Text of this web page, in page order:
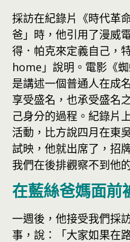
採訪在紀錄片《時代革
爸」時，他引用了漫威
得．帕克來定義自己，
home」說明。電影《
是講述一個普通人在成
享受盛名，也承受盛名
己身分的過程。紀錄片
活動，比方說四月在東
試映，他就出席了，招
我們在後排觀察不到他
在藍絲爸媽面前
一週後，他接受我們採
事，說：「大家如果在